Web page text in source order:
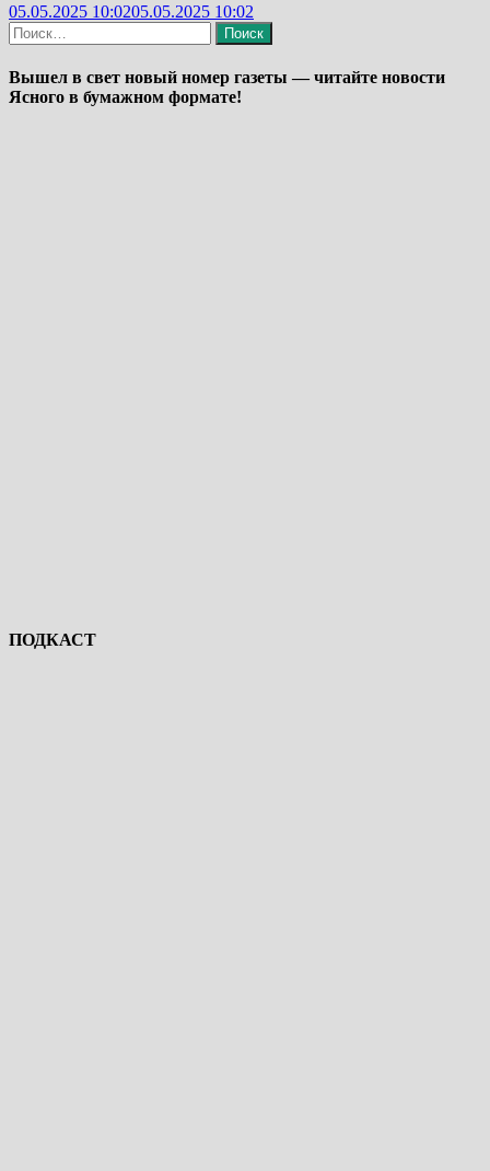
05.05.2025 10:0205.05.2025 10:02
Найти:
Вышел в свет новый номер газеты — читайте новости
Ясного в бумажном формате!
ПОДКАСТ